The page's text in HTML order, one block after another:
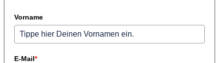
Vorname
E-Mail*